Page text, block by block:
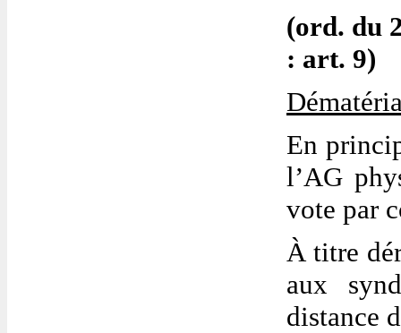
(ord. du
: art. 9)
En
l’AG
vote par
À titre
aux
distance